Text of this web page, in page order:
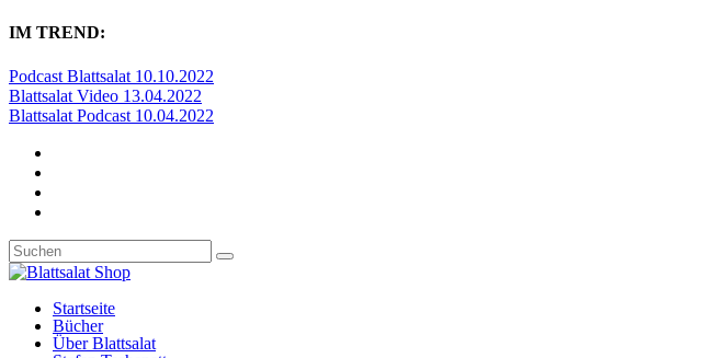
IM TREND:
Podcast Blattsalat 10.10.2022
Blattsalat Video 13.04.2022
Blattsalat Podcast 10.04.2022
Startseite
Bücher
Über Blattsalat